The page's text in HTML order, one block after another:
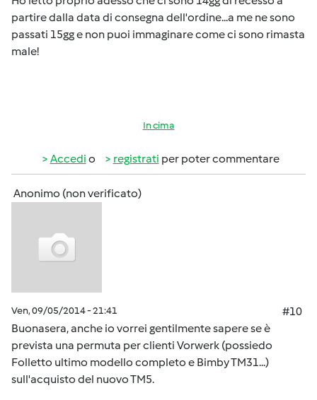
partire dalla data di consegna dell'ordine...a me ne sono
passati 15gg e non puoi immaginare come ci sono rimasta
male!
In cima
Accedi o registrati per poter commentare
Anonimo (non verificato)
Ven, 09/05/2014 - 21:41
#10
Buonasera, anche io vorrei gentilmente sapere se è
prevista una permuta per clienti Vorwerk (possiedo
Folletto ultimo modello completo e Bimby TM31...)
sull'acquisto del nuovo TM5.